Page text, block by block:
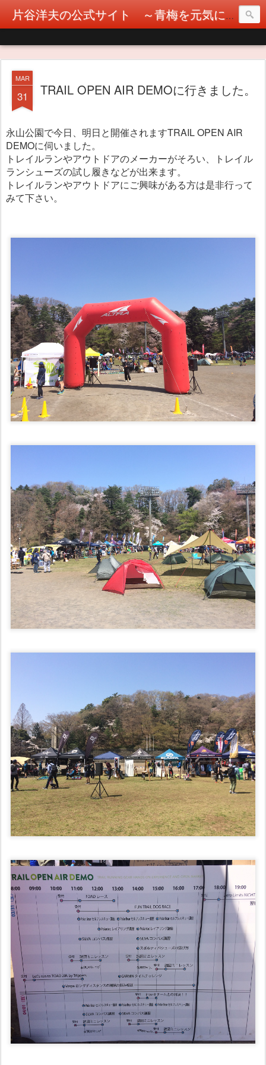
片谷洋夫の公式サイト ～青梅を元気に！カタヤぶりな挑戦！～
MAR
31 TRAIL OPEN AIR DEMOに行きました。
永山公園で今日、明日と開催されますTRAIL OPEN AIR
DEMOに伺いました。
トレイルランやアウトドアのメーカーがそろい、トレイル
ランシューズの試し履きなどが出来ます。
トレイルランやアウトドアにご興味がある方は是非行って
みて下さい。